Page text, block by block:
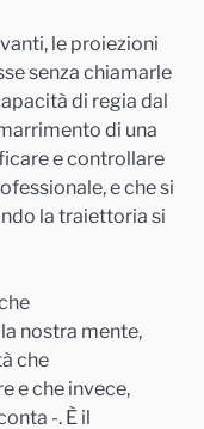
le proiezioni
senza chiamarle
di regia dal
di una
e controllare
e che si
la traiettoria si
nostra mente,
che
e che invece,
-. È il